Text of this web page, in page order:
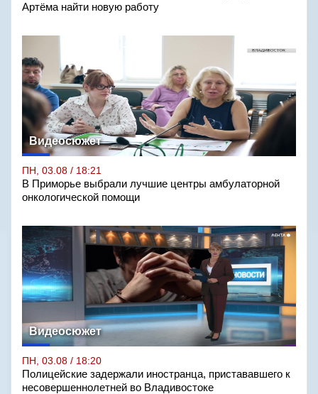
Артёма найти новую работу
Видеосюжет
ПН, 03.08 / 18:21
В Приморье выбрали лучшие центры амбулаторной
онкологической помощи
Видеосюжет
ПН, 03.08 / 18:20
Полицейские задержали иностранца, пристававшего к
несовершеннолетней во Владивостоке